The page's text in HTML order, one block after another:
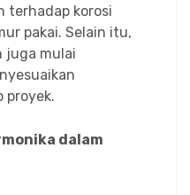
terhadap korosi
pakai. Selain itu,
juga mulai
proyek.
dalam